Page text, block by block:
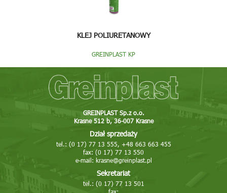
KLEJ POLIURETANOWY
GREINPLAST KP
GREINPLAST Sp.z o.o.
Krasne 512 b, 36-007 Krasne
Dział sprzedaży
tel.: (0 17) 77 13 555, +48 663 663 455
fax: (0 17) 77 13 550
e-mail: krasne@greinplast.pl
Sekretariat
tel.: (0 17) 77 13 501